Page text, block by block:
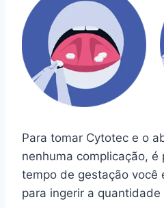
Para tomar Cytotec e o
nenhuma complicação,
tempo de gestação você
para ingerir a